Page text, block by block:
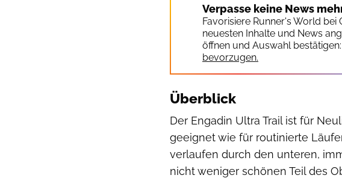
Verpasse keine News
Favorisiere Runner's World
neuesten Inhalte und News
öffnen und Auswahl bestätigen:
bevorzugen.
Überblick
Der Engadin Ultra Trail ist für
geeignet wie für routinierte
verlaufen durch den unteren,
nicht weniger schönen Teil des